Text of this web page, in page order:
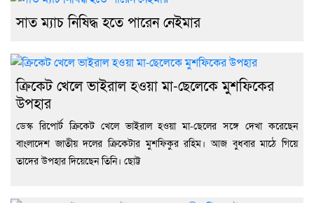
সাত ম্যাচ নিষিদ্ধ হতে পারেন নেইমার
ক্রিকেট খেলে ভাইরাল হওয়া মা-ছেলেকে মুশফিকের
উপহার
ডেস্ক রিপোর্ট ক্রিকেট খেলে ভাইরাল হওয়া মা-ছেলের সঙ্গে দেখা করেছেন
বাংলাদেশ জাতীয় দলের ক্রিকেটার মুশফিকুর রহিম। আজ বুধবার মাঠে গিয়ে
তাদের উপহার দিয়েছেন তিনি। ছোট্ট